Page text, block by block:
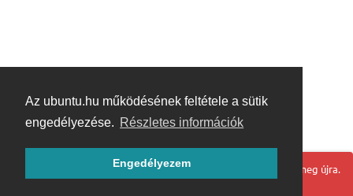
Az ubuntu.hu működésének feltétele a sütik
engedélyezése. Részletes információk
Engedélyezem
Hoppá! Valami hiba történt. Frissítse az oldalt és próbálja meg újra.